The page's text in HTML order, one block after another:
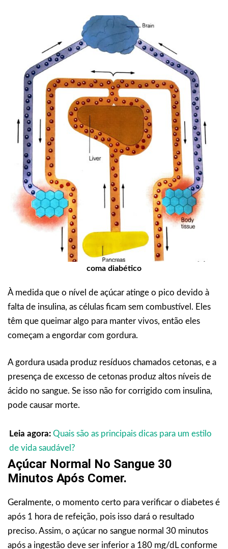
coma diabético
À medida que o nível de açúcar atinge o pico devido à
falta de insulina, as células ficam sem combustível. Eles
têm que queimar algo para manter vivos, então eles
começam a engordar com gordura.
A gordura usada produz resíduos chamados cetonas, e a
presença de excesso de cetonas produz altos níveis de
ácido no sangue. Se isso não for corrigido com insulina,
pode causar morte.
Leia agora: Quais são as principais dicas para um estilo
de vida saudável?
Açúcar Normal No Sangue 30
Minutos Após Comer.
Geralmente, o momento certo para verificar o diabetes é
após 1 hora de refeição, pois isso dará o resultado
preciso. Assim, o açúcar no sangue normal 30 minutos
após a ingestão deve ser inferior a 180 mg/dL conforme